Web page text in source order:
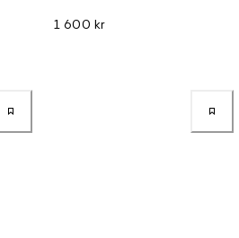
1 600 kr